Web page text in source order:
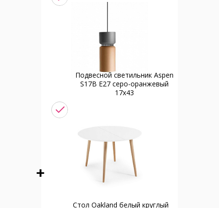
Подвесной светильник Aspen
S17B E27 серо-оранжевый
17x43
Стол Oakland белый круглый